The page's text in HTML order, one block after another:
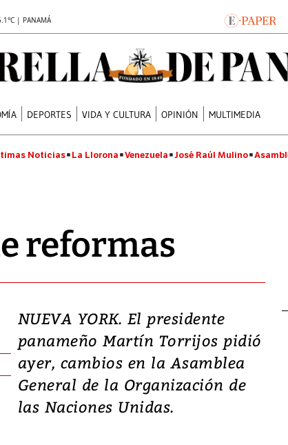
| PANAMÁ
DEPORTES VIDA Y CULTURA OPINIÓN MULTIMEDIA
Noticias La Llorona Venezuela José Raúl Mulino
reformas
NUEVA YORK. El presidente
panameño Martín Torrijos pidió
ayer, cambios en la Asamblea
General de la Organización de
las Naciones Unidas.
Video: Lula lanza su
candidatura con
promesas de inversión
en defensa, educación y
tierras raras